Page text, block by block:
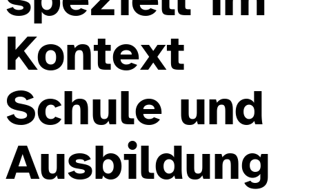
Kontext
Schule und
Ausbildung